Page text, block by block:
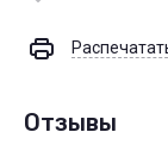
Отзывы